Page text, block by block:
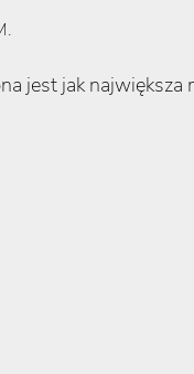
jest jak